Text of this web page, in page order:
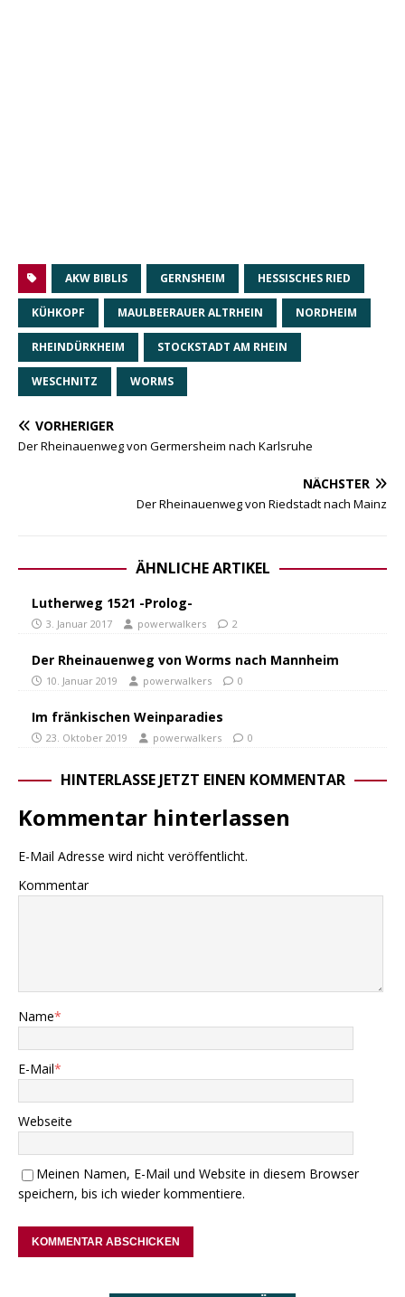
AKW BIBLIS GERNSHEIM HESSISCHES RIED
KÜHKOPF MAULBEERAUER ALTRHEIN NORDHEIM
RHEINDÜRKHEIM STOCKSTADT AM RHEIN
WESCHNITZ WORMS
VORHERIGER
Der Rheinauenweg von Germersheim nach Karlsruhe
NÄCHSTER
Der Rheinauenweg von Riedstadt nach Mainz
ÄHNLICHE ARTIKEL
Lutherweg 1521 -Prolog-
3. Januar 2017 powerwalkers 2
Der Rheinauenweg von Worms nach Mannheim
10. Januar 2019 powerwalkers 0
Im fränkischen Weinparadies
23. Oktober 2019 powerwalkers 0
HINTERLASSE JETZT EINEN KOMMENTAR
Kommentar hinterlassen
E-Mail Adresse wird nicht veröffentlicht.
Kommentar
Name*
E-Mail*
Webseite
Meinen Namen, E-Mail und Website in diesem Browser
speichern, bis ich wieder kommentiere.